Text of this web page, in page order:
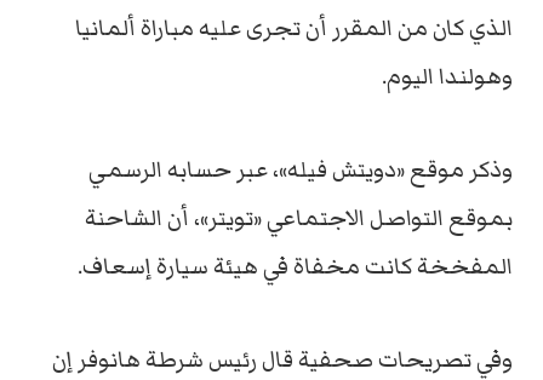
الذي كان من المقرر أن تجرى عليه مباراة ألمانيا
وهولندا اليوم.
وذكر موقع «دويتش فيله»، عبر حسابه الرسمي
بموقع التواصل الاجتماعي «تويتر»، أن الشاحنة
المفخخة كانت مخفاة في هيئة سيارة إسعاف.
وفي تصريحات صحفية قال رئيس شرطة هانوفر إن